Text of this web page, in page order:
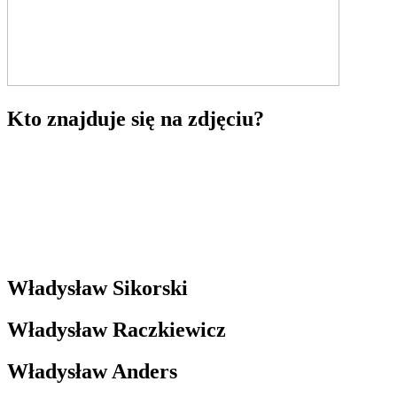
Kto znajduje się na zdjęciu?
Władysław Sikorski
Władysław Raczkiewicz
Władysław Anders